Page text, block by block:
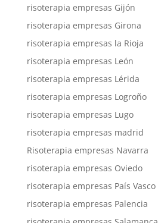
risoterapia empresas Gijón
risoterapia empresas Girona
risoterapia empresas la Rioja
risoterapia empresas León
risoterapia empresas Lérida
risoterapia empresas Logroño
risoterapia empresas Lugo
risoterapia empresas madrid
Risoterapia empresas Navarra
risoterapia empresas Oviedo
risoterapia empresas País Vasco
risoterapia empresas Palencia